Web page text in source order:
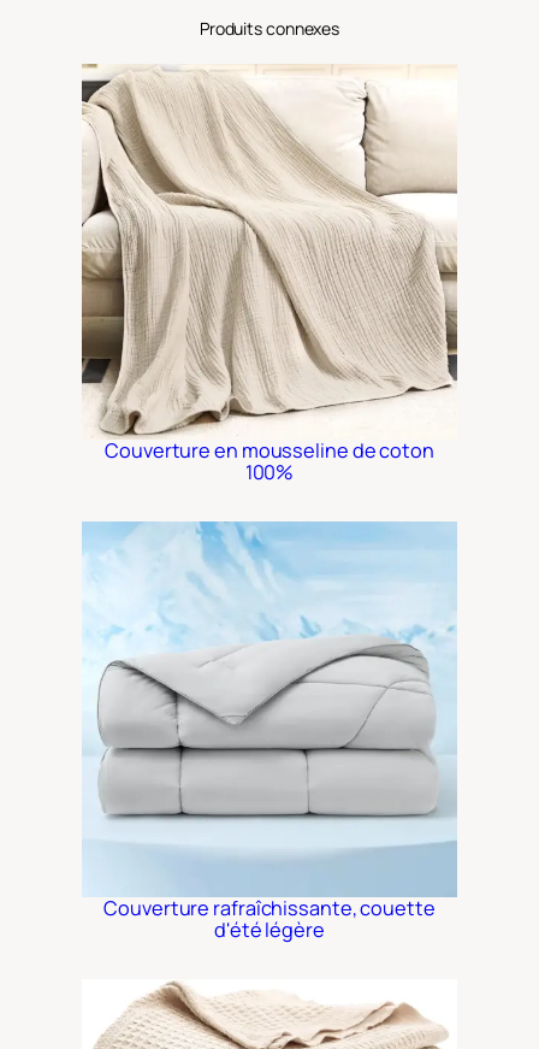
Produits connexes
Couverture en mousseline de coton
100%
Couverture rafraîchissante, couette
d'été légère